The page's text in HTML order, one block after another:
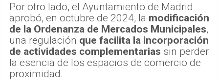
Por otro lado, el Ayuntamiento de Madrid
aprobó, en octubre de 2024, la modificación
de la Ordenanza de Mercados Municipales,
una regulación que facilita la incorporación
de actividades complementarias sin perder
la esencia de los espacios de comercio de
proximidad.